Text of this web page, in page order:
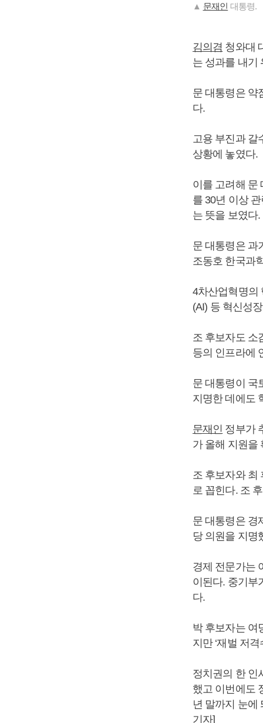
▲ 문재인 대통령.
김의겸 청와대
는 성과를 내기
문 대통령은 약
다.
고용 부진과 갈
상황에 놓였다.
이를 고려해 문
를 30년 이상
는 뜻을 보였다.
문 대통령은 과
조동호 한국과
4차산업혁명의
(AI) 등 혁신성
조 후보자도 소
등의 인프라에
문 대통령이 국
지명한 데에도
문재인 정부가
가 올해 지원을
조 후보자와 최
로 꼽힌다. 조
문 대통령은 경
당 의원을 지명
경제 전문가는
이된다. 중기부
다.
박 후보자는 여
지만 ‘재벌 저
정치권의 한 인
했고 이번에도
년 말까지 눈에
기자]